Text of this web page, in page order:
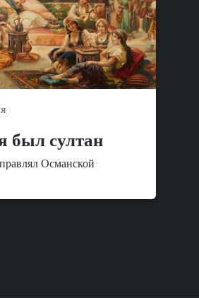
был султан
Османской